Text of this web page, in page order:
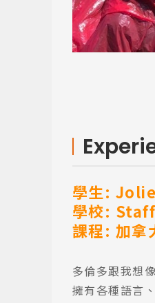
學生:
學校:
課程: 加拿
多倫多跟我想
擁有各種語言